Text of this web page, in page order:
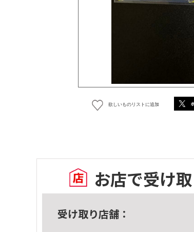
欲しいものリストに追加
お店で受け
受け取り店舗：